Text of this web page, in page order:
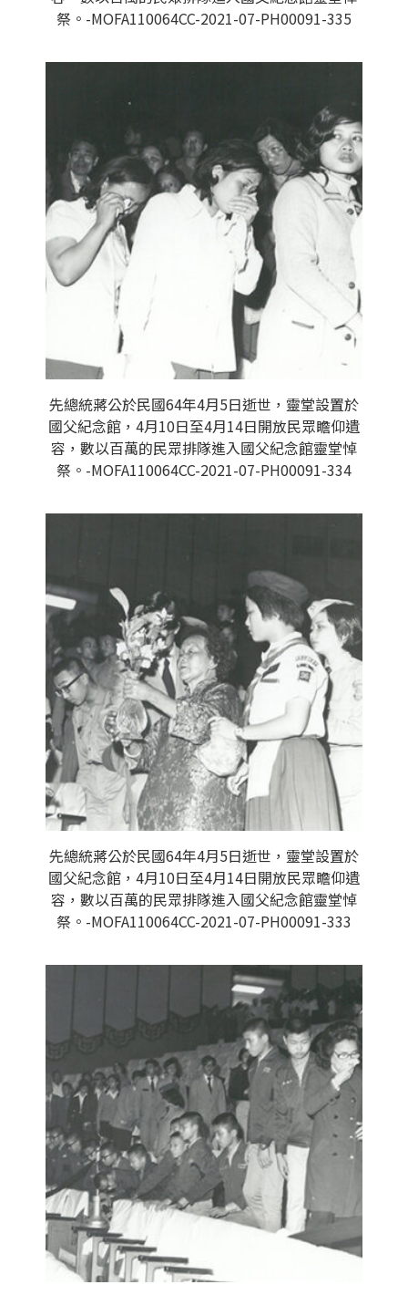
祭。-MOFA110064CC-2021-07-PH00091-335
先總統蔣公於民國64年4月5日逝世，靈堂設置於
國父紀念館，4月10日至4月14日開放民眾瞻仰遺
容，數以百萬的民眾排隊進入國父紀念館靈堂悼
祭。-MOFA110064CC-2021-07-PH00091-334
先總統蔣公於民國64年4月5日逝世，靈堂設置於
國父紀念館，4月10日至4月14日開放民眾瞻仰遺
容，數以百萬的民眾排隊進入國父紀念館靈堂悼
祭。-MOFA110064CC-2021-07-PH00091-333